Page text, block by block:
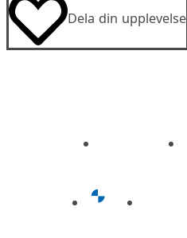
Dela din upplevelse